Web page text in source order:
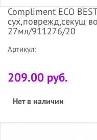
Compliment ECO
сух,поврежд,секущ
27мл/911276/20
Артикул:
209.00 руб.
Нет в наличии